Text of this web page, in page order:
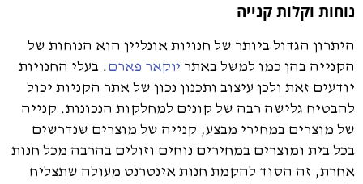
נוחות וקלות קנייה
היתרון הגדול ביותר של חנויות אונליין הוא הנוחות של
הקנייה בהן כמו למשל באתר יוקאר פארם. בעלי החנויות
יודעים זאת ולכן עיצוב ותכנון נכון של אתר הקניות יכול
להבטיח גלישה רבה של קונים למחלקות הנכונות. קנייה
של מוצרים במחירי מבצע, קנייה של מוצרים שנדרשים
בכל בית ומוצרים במחירים נוחים וזולים בהרבה מכל חנות
אחרת, זה הסוד להקמת חנות אינטרנט מעולה שתצליח